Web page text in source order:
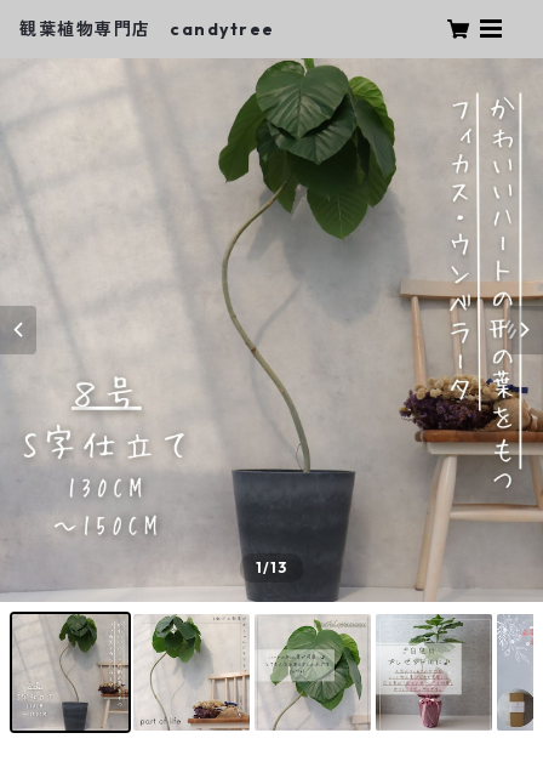
観葉植物専門店 candytree
1/13